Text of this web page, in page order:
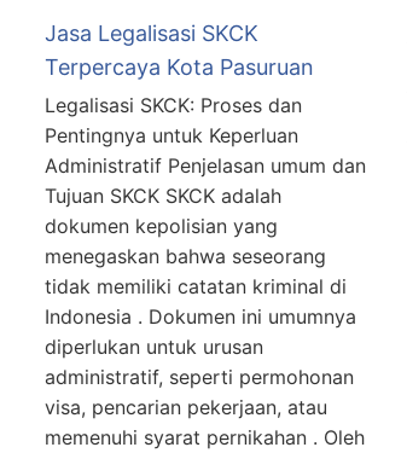
Jasa Legalisasi SKCK
Terpercaya Kota Pasuruan
Legalisasi SKCK: Proses dan
Pentingnya untuk Keperluan
Administratif Penjelasan umum dan
Tujuan SKCK SKCK adalah
dokumen kepolisian yang
menegaskan bahwa seseorang
tidak memiliki catatan kriminal di
Indonesia . Dokumen ini umumnya
diperlukan untuk urusan
administratif, seperti permohonan
visa, pencarian pekerjaan, atau
memenuhi syarat pernikahan . Oleh